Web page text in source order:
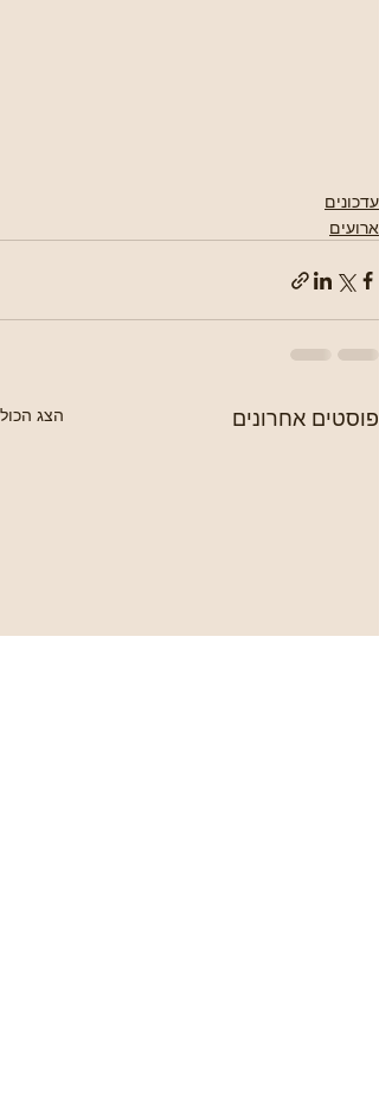
עדכונים
ארועים
פוסטים אחרונים הצג הכול